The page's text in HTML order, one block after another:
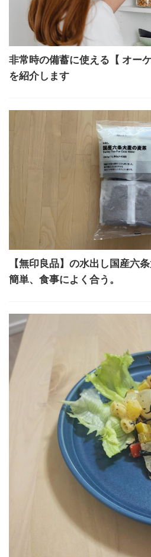
非常時の備蓄に使える【 オー
を紹介します
【無印良品】の水出し国産六
簡単、食事によく合う。